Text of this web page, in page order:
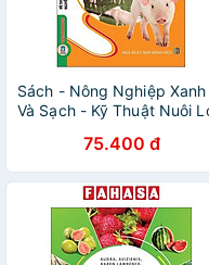
Sách - Nông Nghiệp Xanh
Và Sạch - Kỹ Thuật Nuôi
75.400 đ